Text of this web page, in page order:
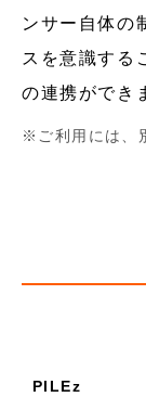
ンサー自体の
スを意識する
の連携ができ
ご利用には、
PILEz